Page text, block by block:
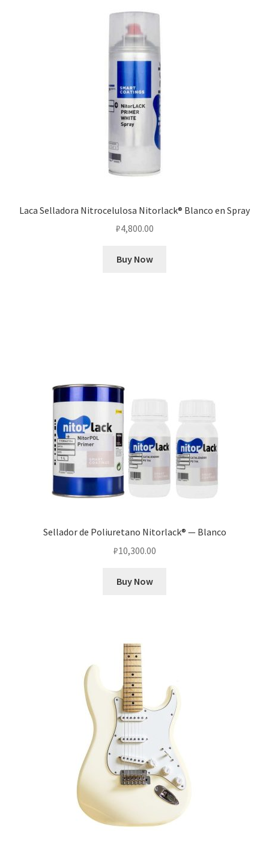
Laca Selladora Nitrocelulosa Nitorlack® Blanco en Spray
₽4,800.00
Buy Now
Sellador de Poliuretano Nitorlack® — Blanco
₽10,300.00
Buy Now